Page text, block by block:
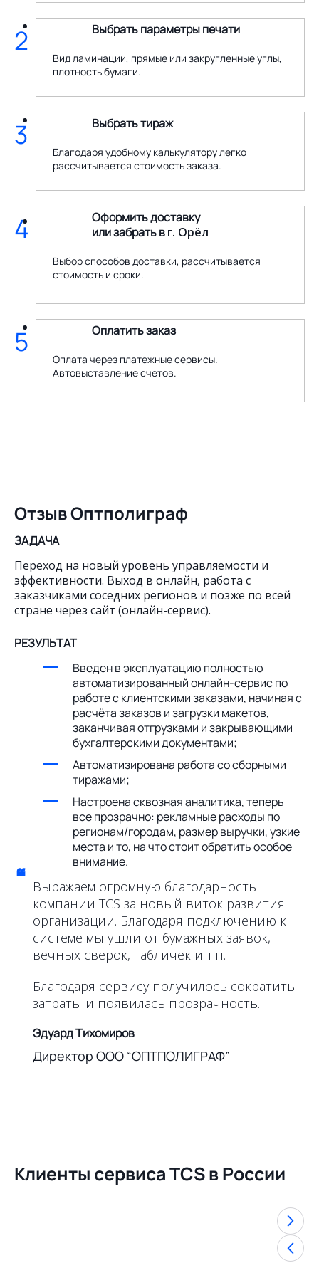
Выбрать параметры печати
Вид ламинации, прямые или закругленные углы,
плотность бумаги.
2
Выбрать тираж
Благодаря удобному калькулятору легко
рассчитывается стоимость заказа.
3
Оформить доставку
или забрать вг. Орёл
Выбор способов доставки, рассчитывается
стоимость и сроки.
4
Оплатить заказ
Оплата через платежные сервисы.
Автовыставление счетов.
5
Отзыв Оптполиграф
ЗАДАЧА
Переход на новый уровень управляемости и
эффективности. Выход в онлайн, работа с
заказчиками соседних регионов и позже по всей
стране через сайт (онлайн-сервис).
РЕЗУЛЬТАТ
Введен в эксплуатацию полностью
автоматизированный онлайн-сервис по
работе с клиентскими заказами, начиная с
расчёта заказов и загрузки макетов,
заканчивая отгрузками и закрывающими
бухгалтерскими документами;
Автоматизирована работа со сборными
тиражами;
Настроена сквозная аналитика, теперь
все прозрачно: рекламные расходы по
регионам/городам, размер выручки, узкие
места и то, на что стоит обратить особое
внимание.
“ Выражаем огромную благодарность
компании TCS за новый виток развития
организации. Благодаря подключению к
системе мы ушли от бумажных заявок,
вечных сверок, табличек и т.п.
Благодаря сервису получилось сократить
затраты и появилась прозрачность.
Эдуард Тихомиров
Директор ООО “ОПТПОЛИГРАФ”
Клиенты сервиса TCS в России